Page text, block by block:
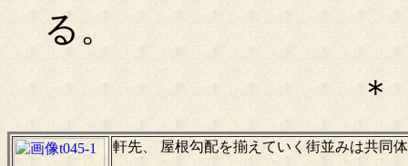
る。
軒先、 屋根勾配を揃えていく街並みは共同